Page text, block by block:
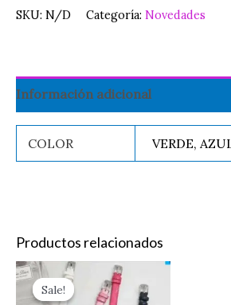
SKU: N/D Categoría: Novedades
Información adicional
COLOR VERDE,
Productos relacionados
Sale!
Sale!
Original
price
was:
Current
price
is: